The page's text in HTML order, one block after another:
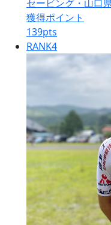
セービング・山口
獲得ポイント
139pts
RANK4